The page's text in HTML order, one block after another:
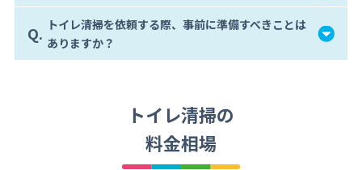
Q. トイレ清掃を依頼する際、事前に準備すべきことは
ありますか？
トイレ清掃の
料金相場